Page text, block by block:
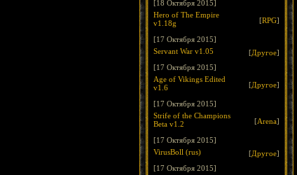
[18 Октября 2015]
Hero of The Empire
v1.18g
[RPG]
[17 Октября 2015]
Servant War v1.05
[Другое]
[17 Октября 2015]
Age of Vikings Edited
v1.6
[Другое]
[17 Октября 2015]
Strife of the Champions
Beta v1.2
[Arena]
[17 Октября 2015]
VirusBoll (rus)
[Другое]
[17 Октября 2015]